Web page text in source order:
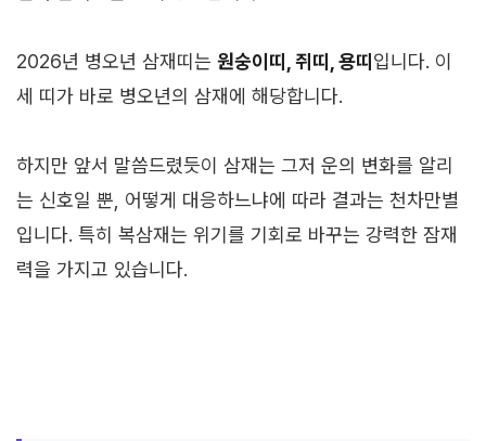
2026년 병오년 삼재띠는 원숭이띠, 쥐띠, 용띠입니다. 이
세 띠가 바로 병오년의 삼재에 해당합니다.
하지만 앞서 말씀드렸듯이 삼재는 그저 운의 변화를 알리
는 신호일 뿐, 어떻게 대응하느냐에 따라 결과는 천차만별
입니다. 특히 복삼재는 위기를 기회로 바꾸는 강력한 잠재
력을 가지고 있습니다.